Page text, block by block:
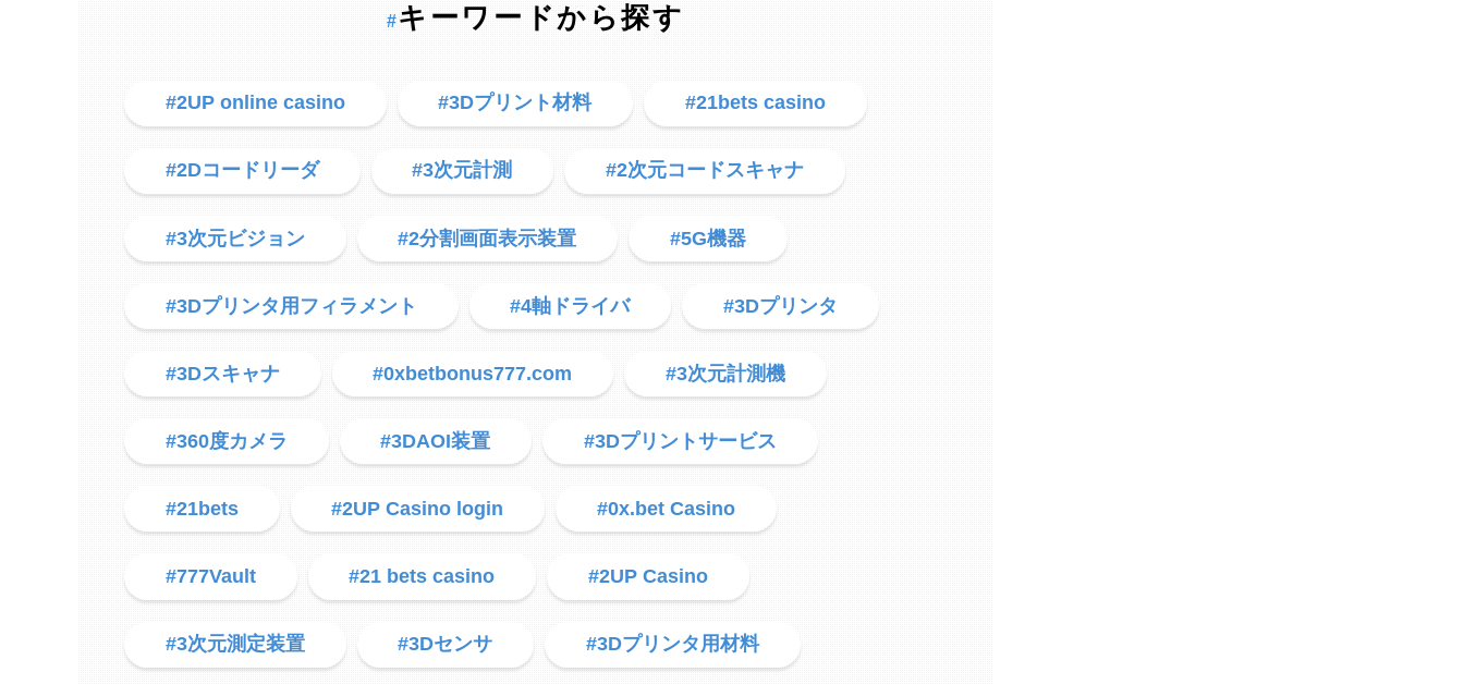
#キーワードから探す
#2UP online casino #3Dプリント材料 #21bets casino
#2Dコードリーダ #3次元計測 #2次元コードスキャナ
#3次元ビジョン #2分割画面表示装置 #5G機器
#3Dプリンタ用フィラメント #4軸ドライバ #3Dプリンタ
#3Dスキャナ #0xbetbonus777.com #3次元計測機
#360度カメラ #3DAOI装置 #3Dプリントサービス
#21bets #2UP Casino login #0x.bet Casino
#777Vault #21 bets casino #2UP Casino
#3次元測定装置 #3Dセンサ #3Dプリンタ用材料